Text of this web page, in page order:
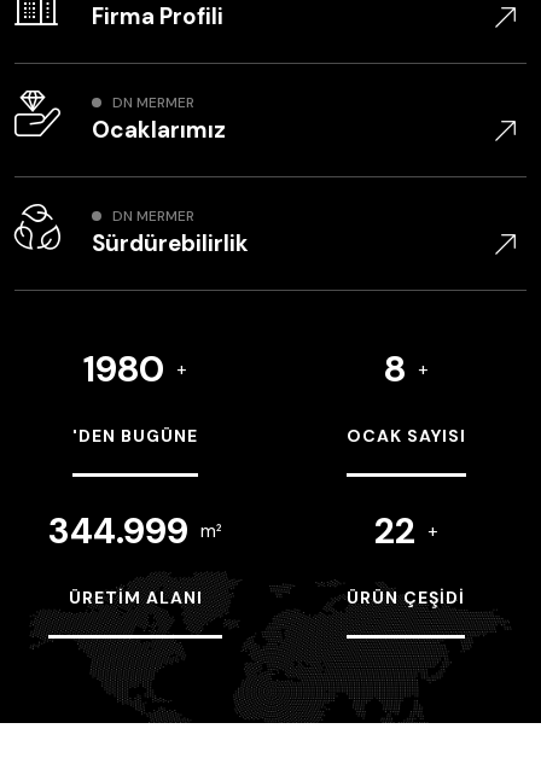
Firma Profili
DN MERMER
Ocaklarımız
DN MERMER
Sürdürebilirlik
1980 +
'DEN BUGÜNE
8 +
OCAK SAYISI
344.999 m²
ÜRETIM ALANI
22 +
ÜRÜN ÇEŞIDI